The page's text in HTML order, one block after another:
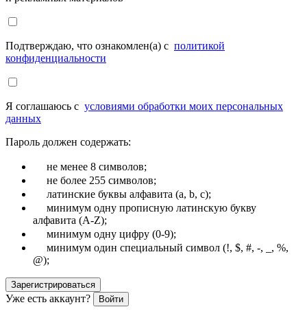
Подтверждаю, что ознакомлен(а) с политикой
конфиденциальности
Я соглашаюсь с условиями обработки моих персональных
данных
Пароль должен содержать:
не менее 8 символов;
не более 255 символов;
латинские буквы алфавита (a, b, c);
минимум одну прописную латинскую букву
алфавита (A-Z);
минимум одну цифру (0-9);
минимум один специальный символ (!, $, #, -, _, %,
@);
Зарегистрироваться
Уже есть аккаунт? Войти